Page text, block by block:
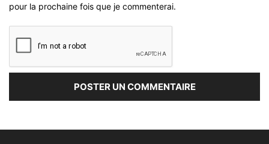
pour la prochaine fois que je commenterai.